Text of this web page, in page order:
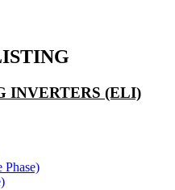
INVERTERS (ELI)